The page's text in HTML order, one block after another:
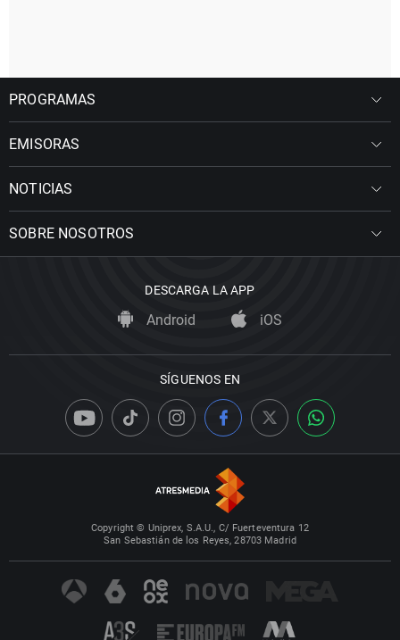
PROGRAMAS
EMISORAS
NOTICIAS
SOBRE NOSOTROS
DESCARGA LA APP
Android iOS
SÍGUENOS EN
Copyright © Uniprex, S.A.U., C/ Fuerteventura 12
San Sebastián de los Reyes, 28703 Madrid